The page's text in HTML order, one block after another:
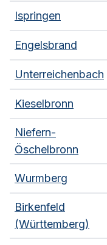
Ispringen
Engelsbrand
Unterreichenbach
Kieselbronn
Niefern-
Öschelbronn
Wurmberg
Birkenfeld
(Württemberg)